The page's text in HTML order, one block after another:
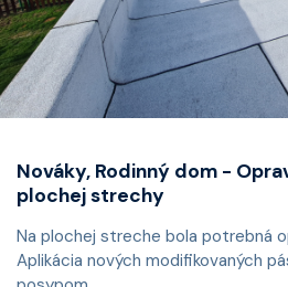
Nováky, Rodinný dom -
plochej strechy
Na plochej streche bola potrebná
Aplikácia nových modifikovaných